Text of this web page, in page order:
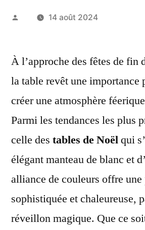
Publié 14 août 2024
À l’approche des fêtes de fin
la table revêt une importance
créer une atmosphère
Parmi les tendances les plus
celle des tables de Noëlqui
élégant manteau de blanc et
alliance de couleurs offre une
sophistiquée et chaleureuse,
réveillon magique. Que ce